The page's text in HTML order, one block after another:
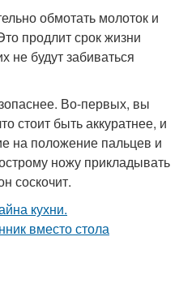
обмотать молоток и
продлит срок жизни
не будут забиваться
Во-первых, вы
стоит быть аккуратнее, и
на положение пальцев и
ножу прикладывать
соскочит.